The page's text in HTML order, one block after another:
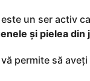
un ser activ
și pielea din
permite să aveți